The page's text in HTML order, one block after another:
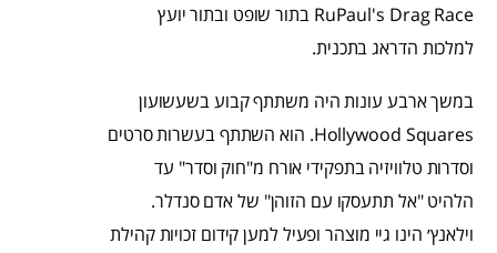
RuPaul's Drag Race בתור שופט ובתור יועץ
למלכות הדראג בתכנית.
במשך ארבע עונות היה משתתף קבוע בשעשועון
Hollywood Squares. הוא השתתף בעשרות סרטים
וסדרות טלוויזיה בתפקידי אורח מ"חוק וסדר" עד
הלהיט "אל תתעסקו עם הזוהן" של אדם סנדלר.
וילאנץ׳ הינו גיי מוצהר ופעיל למען קידום זכויות קהילת